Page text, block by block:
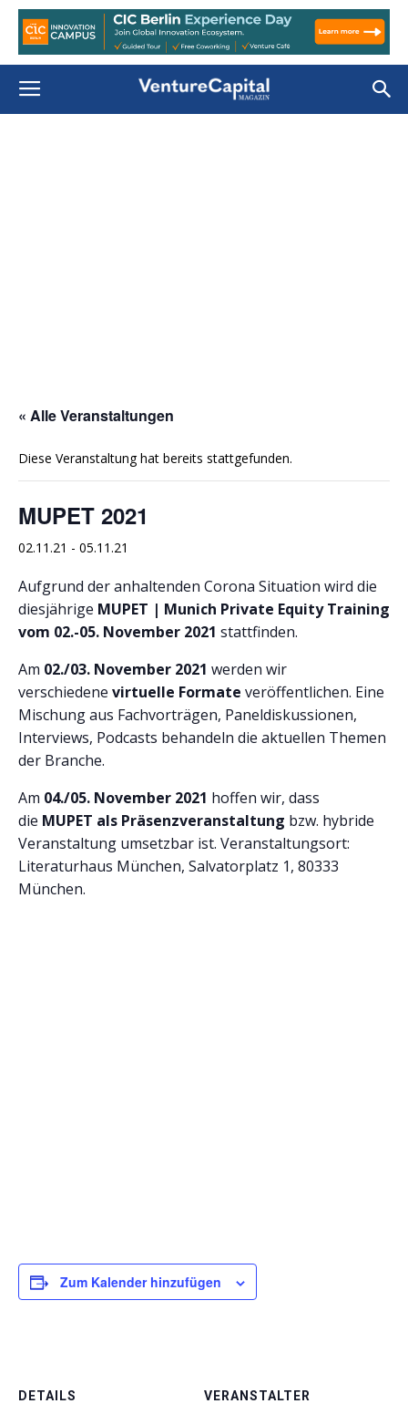
« Alle Veranstaltungen
Diese Veranstaltung hat bereits stattgefunden.
MUPET 2021
02.11.21 - 05.11.21
Aufgrund der anhaltenden Corona Situation wird die
diesjährige MUPET | Munich Private Equity Training
vom 02.-05. November 2021 stattfinden.
Am 02./03. November 2021 werden wir
verschiedene virtuelle Formate veröffentlichen. Eine
Mischung aus Fachvorträgen, Paneldiskussionen,
Interviews, Podcasts behandeln die aktuellen Themen
der Branche.
Am 04./05. November 2021 hoffen wir, dass
die MUPET als Präsenzveranstaltung bzw. hybride
Veranstaltung umsetzbar ist. Veranstaltungsort:
Literaturhaus München, Salvatorplatz 1, 80333
München.
Zum Kalender hinzufügen
DETAILS VERANSTALTER